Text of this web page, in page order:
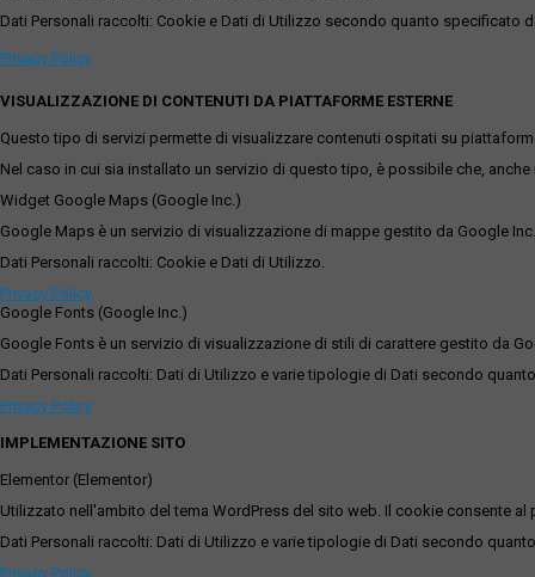
Dati Personali raccolti: Cookie e Dati di Utilizzo secondo quanto specificato
Privacy Policy
VISUALIZZAZIONE DI CONTENUTI DA PIATTAFORME ESTERNE
Questo tipo di servizi permette di visualizzare contenuti ospitati su
Nel caso in cui sia installato un servizio di questo tipo, è possibile che,
Widget Google Maps (Google Inc.)
Google Maps è un servizio di visualizzazione di mappe gestito da Google
Dati Personali raccolti: Cookie e Dati di Utilizzo.
Privacy Policy
Google Fonts (Google Inc.)
Google Fonts è un servizio di visualizzazione di stili di carattere gestito da
Dati Personali raccolti: Dati di Utilizzo e varie tipologie di Dati secondo
Privacy Policy
IMPLEMENTAZIONE SITO
Elementor (Elementor)
Utilizzato nell'ambito del tema WordPress del sito web. Il cookie consente
Dati Personali raccolti: Dati di Utilizzo e varie tipologie di Dati secondo
Privacy Policy